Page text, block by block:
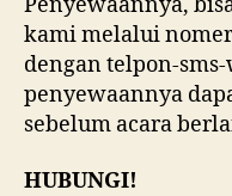
kami melalui
dengan telpon-
penyewaannya
sebelum acara
HUBUNGI!